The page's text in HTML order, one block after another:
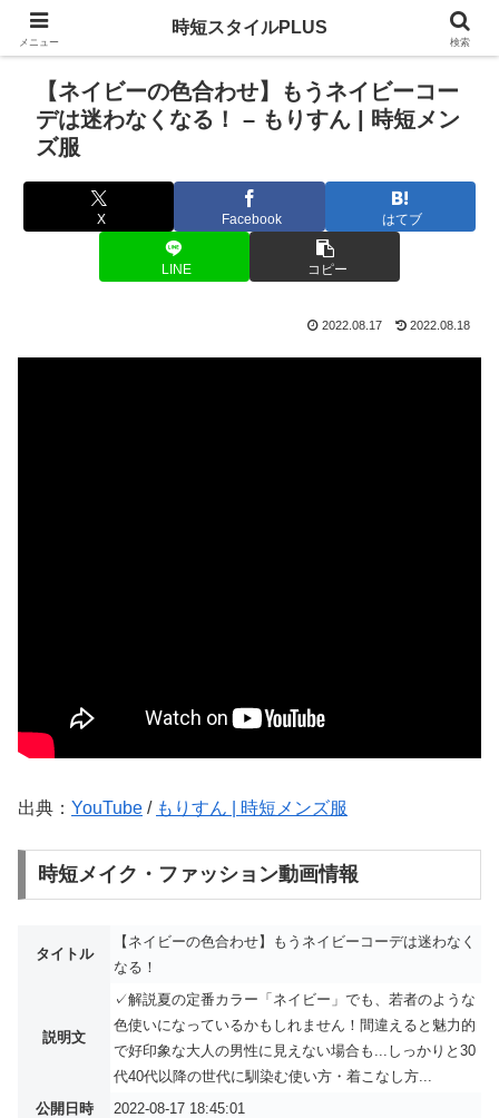
【ネイビーの色合わせ】もうネイビーコー
デは迷わなくなる！ – もりすん | 時短メン
ズ服
X Facebook はてブ
LINE コピー
2022.08.17 2022.08.18
出典： YouTube / もりすん | 時短メンズ服
時短メイク・ファッション動画情報
タイトル
【ネイビーの色合わせ】もうネイビーコーデは迷わなく
なる！
説明文
✓解説夏の定番カラー「ネイビー」でも、若者のような
色使いになっているかもしれません！間違えると魅力的
で好印象な大人の男性に見えない場合も...しっかりと30
代40代以降の世代に馴染む使い方・着こなし方...
公開日時
2022-08-17 18:45:01
メニュー
時短スタイルPLUS
検索